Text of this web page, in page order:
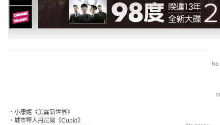
‧ 小康妮《美麗新世界》
‧ 城市琴人丹尼爾《Cupid》